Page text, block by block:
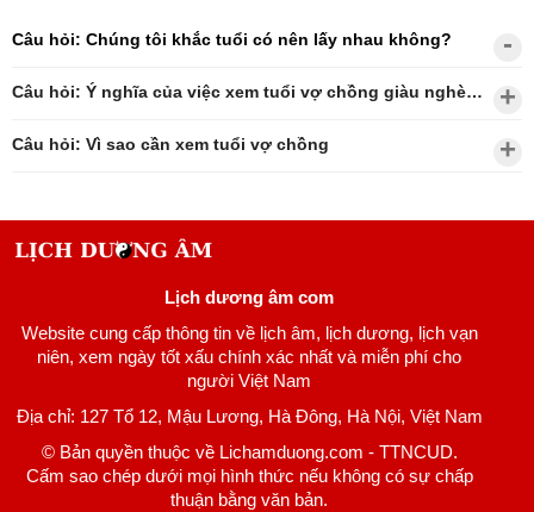
Câu hỏi: Chúng tôi khắc tuổi có nên lấy nhau không?
Câu hỏi: Ý nghĩa của việc xem tuổi vợ chồng giàu nghèo?
Câu hỏi: Vì sao cần xem tuổi vợ chồng
Lịch dương âm com
Website cung cấp thông tin về lịch âm, lịch dương, lịch vạn
niên, xem ngày tốt xấu chính xác nhất và miễn phí cho
người Việt Nam
Địa chỉ: 127 Tổ 12, Mậu Lương, Hà Đông, Hà Nội, Việt Nam
© Bản quyền thuộc về Lichamduong.com - TTNCUD.
Cấm sao chép dưới mọi hình thức nếu không có sự chấp
thuận bằng văn bản.